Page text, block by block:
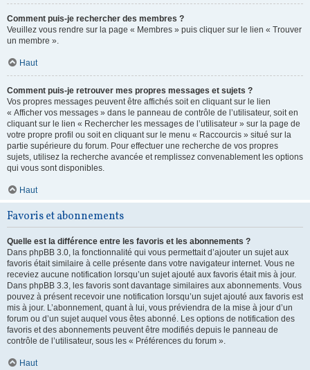
Comment puis-je rechercher des membres ?
Veuillez vous rendre sur la page « Membres » puis cliquer sur le lien « Trouver
un membre ».
Haut
Comment puis-je retrouver mes propres messages et sujets ?
Vos propres messages peuvent être affichés soit en cliquant sur le lien
« Afficher vos messages » dans le panneau de contrôle de l’utilisateur, soit en
cliquant sur le lien « Rechercher les messages de l’utilisateur » sur la page de
votre propre profil ou soit en cliquant sur le menu « Raccourcis » situé sur la
partie supérieure du forum. Pour effectuer une recherche de vos propres
sujets, utilisez la recherche avancée et remplissez convenablement les options
qui vous sont disponibles.
Haut
Favoris et abonnements
Quelle est la différence entre les favoris et les abonnements ?
Dans phpBB 3.0, la fonctionnalité qui vous permettait d’ajouter un sujet aux
favoris était similaire à celle présente dans votre navigateur internet. Vous ne
receviez aucune notification lorsqu’un sujet ajouté aux favoris était mis à jour.
Dans phpBB 3.3, les favoris sont davantage similaires aux abonnements. Vous
pouvez à présent recevoir une notification lorsqu’un sujet ajouté aux favoris est
mis à jour. L’abonnement, quant à lui, vous préviendra de la mise à jour d’un
forum ou d’un sujet auquel vous êtes abonné. Les options de notification des
favoris et des abonnements peuvent être modifiés depuis le panneau de
contrôle de l’utilisateur, sous les « Préférences du forum ».
Haut